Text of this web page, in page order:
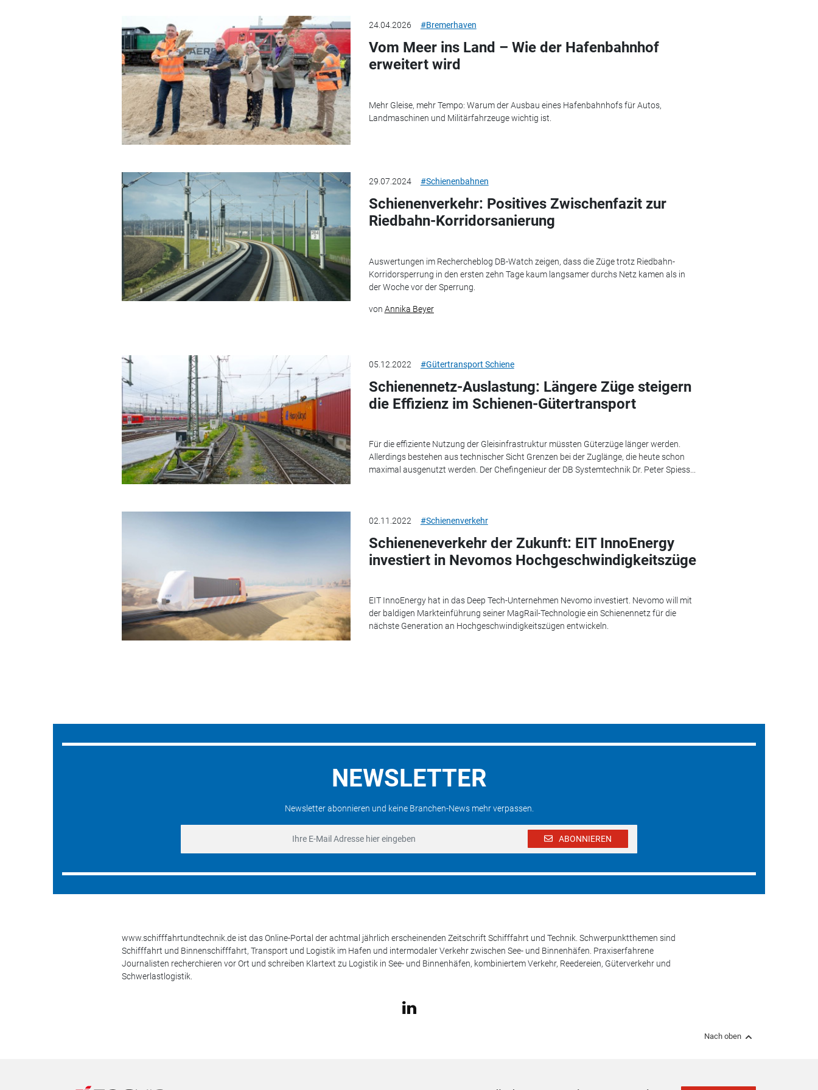
24.04.2026 #Bremerhaven
Vom Meer ins Land – Wie der Hafenbahnhof
erweitert wird
Mehr Gleise, mehr Tempo: Warum der Ausbau eines Hafenbahnhofs für Autos,
Landmaschinen und Militärfahrzeuge wichtig ist.
29.07.2024 #Schienenbahnen
Schienenverkehr: Positives Zwischenfazit zur
Riedbahn-Korridorsanierung
Auswertungen im Rechercheblog DB-Watch zeigen, dass die Züge trotz Riedbahn-
Korridorsperrung in den ersten zehn Tage kaum langsamer durchs Netz kamen als in
der Woche vor der Sperrung.
von Annika Beyer
05.12.2022 #Gütertransport Schiene
Schienennetz-Auslastung: Längere Züge steigern
die Effizienz im Schienen-Gütertransport
Für die effiziente Nutzung der Gleisinfrastruktur müssten Güterzüge länger werden.
Allerdings bestehen aus technischer Sicht Grenzen bei der Zuglänge, die heute schon
maximal ausgenutzt werden. Der Chefingenieur der DB Systemtechnik Dr. Peter Spiess...
02.11.2022 #Schienenverkehr
Schieneneverkehr der Zukunft: EIT InnoEnergy
investiert in Nevomos Hochgeschwindigkeitszüge
EIT InnoEnergy hat in das Deep Tech-Unternehmen Nevomo investiert. Nevomo will mit
der baldigen Markteinführung seiner MagRail-Technologie ein Schienennetz für die
nächste Generation an Hochgeschwindigkeitszügen entwickeln.
NEWSLETTER
Newsletter abonnieren und keine Branchen-News mehr verpassen.
ABONNIEREN
www.schifffahrtundtechnik.de ist das Online-Portal der achtmal jährlich erscheinenden Zeitschrift Schifffahrt und Technik. Schwerpunktthemen sind
Schifffahrt und Binnenschifffahrt, Transport und Logistik im Hafen und intermodaler Verkehr zwischen See- und Binnenhäfen. Praxiserfahrene
Journalisten recherchieren vor Ort und schreiben Klartext zu Logistik in See- und Binnenhäfen, kombiniertem Verkehr, Reedereien, Güterverkehr und
Schwerlastlogistik.
Nach oben